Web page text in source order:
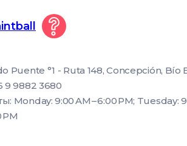
Puente °1 - Ruta 148, Concepción, Bío
9 9882 3680
Monday: 9:00 AM – 6:00 PM; Tuesday:
PM